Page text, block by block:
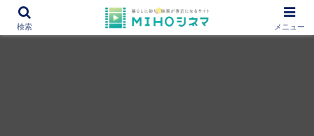
12000作品を紹介！あなたの映画図書館『MIHOシネマ』
検索 メニュー